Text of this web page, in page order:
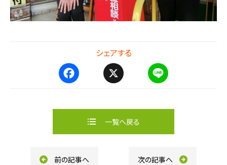
シェアする
e
o
e
一覧へ戻る
前の記事へ 次の記事へ